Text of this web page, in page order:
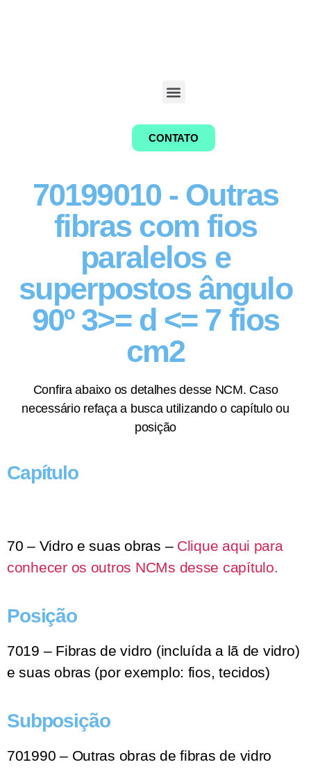
CONTATO
70199010 - Outras
fibras com fios
paralelos e
superpostos ângulo
90º 3>= d <= 7 fios
cm2
Confira abaixo os detalhes desse NCM. Caso
necessário refaça a busca utilizando o capítulo ou
posição
Capítulo
70 – Vidro e suas obras – Clique aqui para
conhecer os outros NCMs desse capítulo.
Posição
7019 – Fibras de vidro (incluída a lã de vidro)
e suas obras (por exemplo: fios, tecidos)
Subposição
701990 – Outras obras de fibras de vidro